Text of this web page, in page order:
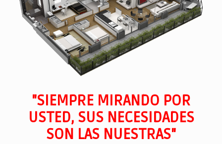
"SIEMPRE MIRANDO POR
USTED, SUS NECESIDADES
SON LAS NUESTRAS"